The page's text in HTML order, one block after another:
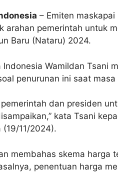
– Emiten
arahan pemerintah untuk
Baru (Nataru) 2024.
Wamildan Tsani
penurunan ini saat
dan presiden
kata Tsani
(19/11/2024).
membahas skema harga
penentuan harga